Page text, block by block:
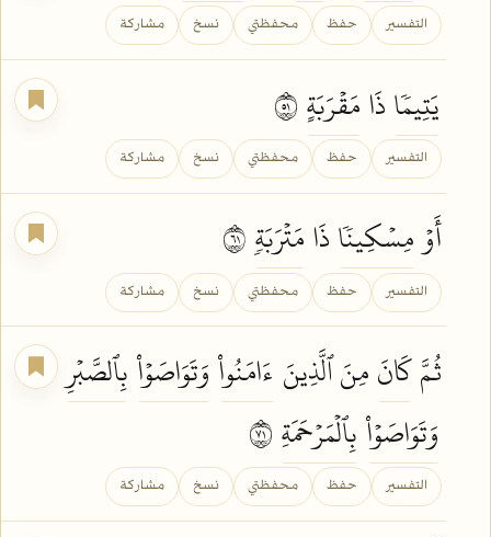
التفسير حفظ محفظتي نسخ مشاركة
يَتِيمٗاذَامَقۡرَبَةٍ
التفسير حفظ محفظتي نسخ مشاركة
أَوۡمِسۡكِينٗاذَامَتۡرَبَةٖ
التفسير حفظ محفظتي نسخ مشاركة
ثُمَّكَانَمِنَ ٱلَّذِينَ ءَامَنُواْ وَتَوَاصَوۡاْبِٱلصَّبۡرِ
وَتَوَاصَوۡاْ بِٱلۡمَرۡحَمَةِ
التفسير حفظ محفظتي نسخ مشاركة